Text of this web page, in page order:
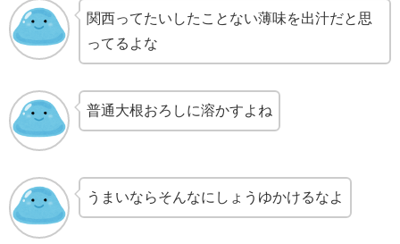
関西ってたいしたことない薄味を出汁だと思
ってるよな
普通大根おろしに溶かすよね
うまいならそんなにしょうゆかけるなよ